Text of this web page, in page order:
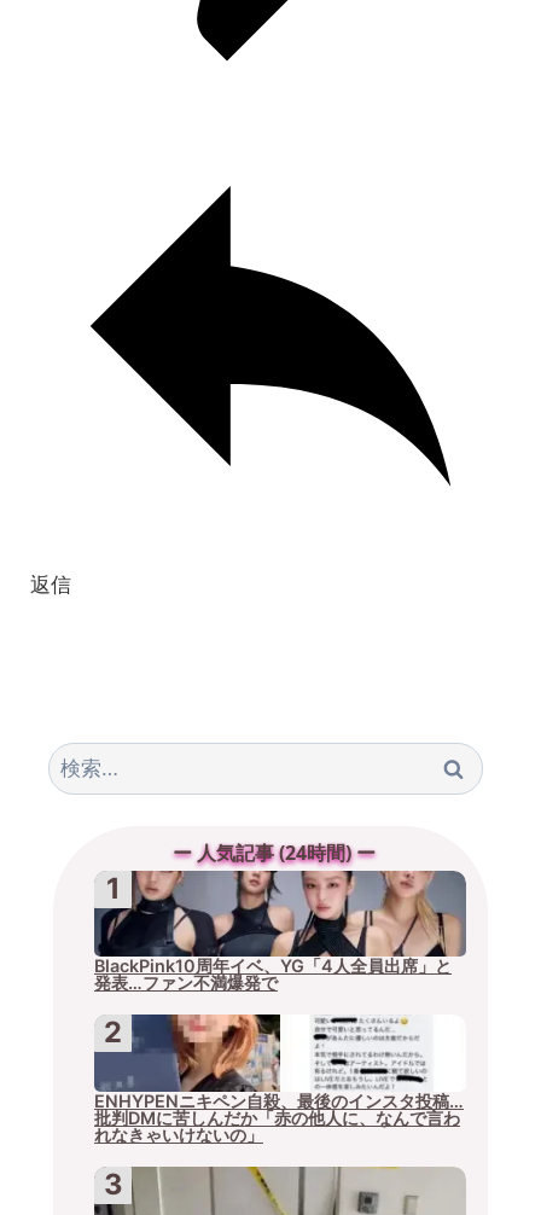
返信
検
索:
ー 人気記事 (24時間) ー
BlackPink10周年イベ、YG「4人全員出席」と
発表…ファン不満爆発で
ENHYPENニキペン自殺、最後のインスタ投稿…
批判DMに苦しんだか「赤の他人に、なんで言わ
れなきゃいけないの」